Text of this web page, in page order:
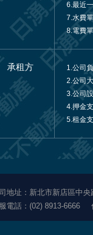
6.最近
7.水費
8.電費
承租方
1.公司
2.公司
3.公司
4.押金
5.租金
地址：新北市新店區中
電話：(02) 8913-6666